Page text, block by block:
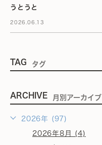
うとうと
2026.06.13
TAG タグ
ARCHIVE 月別アーカイブ
2026年 (97)
2026年8月 (4)